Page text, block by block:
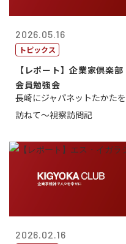
2026.05.16
トピックス
【レポート】企業家倶楽部
会員勉強会
長崎にジャパネットたかたを
訪ねて～視察訪問記
2026.02.16